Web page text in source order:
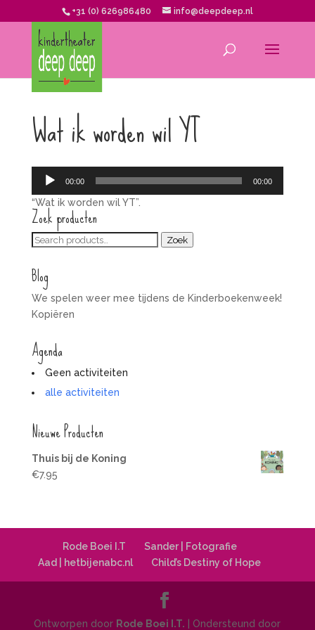
+31 (0) 626986480 info@deepdeep.nl
Wat ik worden wil YT
Audiospeler
00:00 00:00
“Wat ik worden wil YT”.
Zoek producten
Zoeken
Zoek
Blog
We spelen weer mee tijdens de Kinderboekenweek!
Kopiëren
Agenda
Geen activiteiten
alle activiteiten
Nieuwe Producten
Thuis bij de Koning
€7.95
Rode Boei I.T
Sander | Fotografie
Aad | hetbijenabc.nl
Child’s Destiny of Hope
Ontworpen door Rode Boei I.T. | Ondersteund door